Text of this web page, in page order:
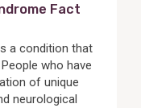
Fact
a condition that
who have
of unique
neurological